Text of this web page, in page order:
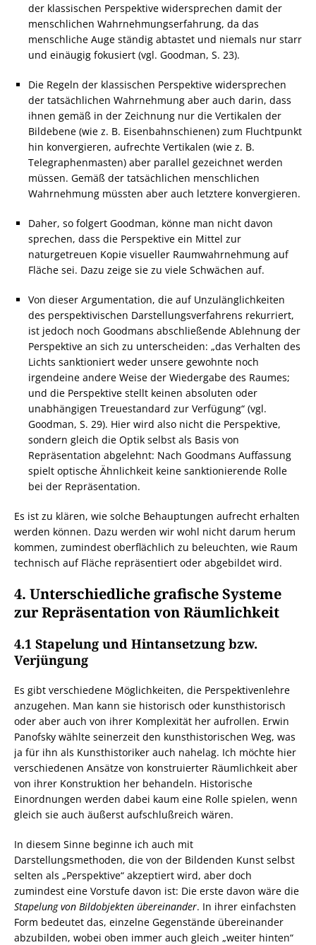
der klassischen Perspektive widersprechen damit der
menschlichen Wahrnehmungserfahrung, da das
menschliche Auge ständig abtastet und niemals nur starr
und einäugig fokusiert (vgl. Goodman, S. 23).
Die Regeln der klassischen Perspektive widersprechen
der tatsächlichen Wahrnehmung aber auch darin, dass
ihnen gemäß in der Zeichnung nur die Vertikalen der
Bildebene (wie z. B. Eisenbahnschienen) zum Fluchtpunkt
hin konvergieren, aufrechte Vertikalen (wie z. B.
Telegraphenmasten) aber parallel gezeichnet werden
müssen. Gemäß der tatsächlichen menschlichen
Wahrnehmung müssten aber auch letztere konvergieren.
Daher, so folgert Goodman, könne man nicht davon
sprechen, dass die Perspektive ein Mittel zur
naturgetreuen Kopie visueller Raumwahrnehmung auf
Fläche sei. Dazu zeige sie zu viele Schwächen auf.
Von dieser Argumentation, die auf Unzulänglichkeiten
des perspektivischen Darstellungsverfahrens rekurriert,
ist jedoch noch Goodmans abschließende Ablehnung der
Perspektive an sich zu unterscheiden: „das Verhalten des
Lichts sanktioniert weder unsere gewohnte noch
irgendeine andere Weise der Wiedergabe des Raumes;
und die Perspektive stellt keinen absoluten oder
unabhängigen Treuestandard zur Verfügung“ (vgl.
Goodman, S. 29). Hier wird also nicht die Perspektive,
sondern gleich die Optik selbst als Basis von
Repräsentation abgelehnt: Nach Goodmans Auffassung
spielt optische Ähnlichkeit keine sanktionierende Rolle
bei der Repräsentation.
Es ist zu klären, wie solche Behauptungen aufrecht erhalten
werden können. Dazu werden wir wohl nicht darum herum
kommen, zumindest oberflächlich zu beleuchten, wie Raum
technisch auf Fläche repräsentiert oder abgebildet wird.
4. Unterschiedliche grafische Systeme
zur Repräsentation von Räumlichkeit
4.1 Stapelung und Hintansetzung bzw.
Verjüngung
Es gibt verschiedene Möglichkeiten, die Perspektivenlehre
anzugehen. Man kann sie historisch oder kunsthistorisch
oder aber auch von ihrer Komplexität her aufrollen. Erwin
Panofsky wählte seinerzeit den kunsthistorischen Weg, was
ja für ihn als Kunsthistoriker auch nahelag. Ich möchte hier
verschiedenen Ansätze von konstruierter Räumlichkeit aber
von ihrer Konstruktion her behandeln. Historische
Einordnungen werden dabei kaum eine Rolle spielen, wenn
gleich sie auch äußerst aufschlußreich wären.
In diesem Sinne beginne ich auch mit
Darstellungsmethoden, die von der Bildenden Kunst selbst
selten als „Perspektive“ akzeptiert wird, aber doch
zumindest eine Vorstufe davon ist: Die erste davon wäre die
Stapelung von Bildobjekten übereinander. In ihrer einfachsten
Form bedeutet das, einzelne Gegenstände übereinander
abzubilden, wobei oben immer auch gleich „weiter hinten“